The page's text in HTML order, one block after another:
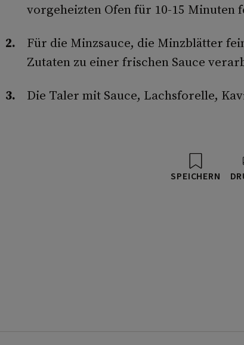
vorgeheizten Ofen für 10-15 Minuten
Für die Minzsauce, die Minzblätter
Zutaten zu einer frischen Sauce
Die Taler mit Sauce, Lachsforelle,
SPEICHERN